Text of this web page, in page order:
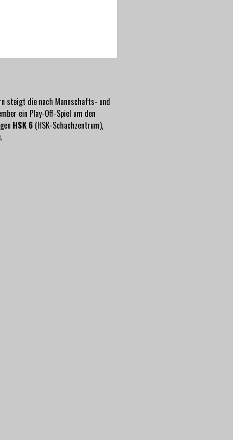
steigt die nach Mannschafts- und
ein Play-Off-Spiel um den
HSK 6 (HSK-Schachzentrum),